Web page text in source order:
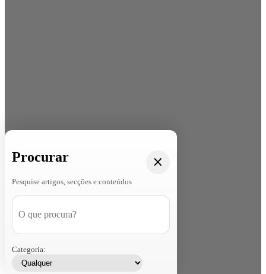
Procurar
Pesquise artigos, secções e conteúdos
Categoria: